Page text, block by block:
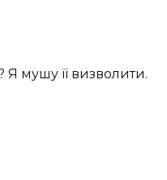
мушу її визволити.